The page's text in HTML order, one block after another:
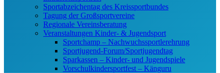
Sportabzeichentag des Kreissportbundes
Tagung der Großsportvereine
Regionale Vereinsberatung
Veranstaltungen Kinder- & Jugendsport
Sportchamp – Nach­wuchs­sportler­ehrung
Sportjugend-Forum/Sport­jugend­tag
Sparkassen – Kinder- und Jugendspiele
Vorschulkindersportfest – Känguru